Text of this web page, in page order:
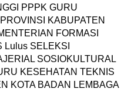
PPPK GURU
KABUPATEN
FORMASI
Lulus SELEKSI
SOSIOKULTURAL
KESEHATAN TEKNIS
KOTA BADAN LEMBAGA